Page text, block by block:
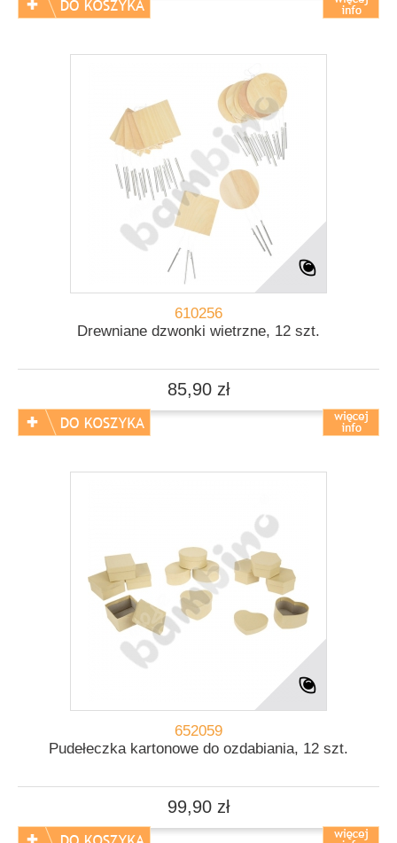
610256
Drewniane dzwonki wietrzne, 12 szt.
85,90 zł
652059
Pudełeczka kartonowe do ozdabiania, 12 szt.
99,90 zł